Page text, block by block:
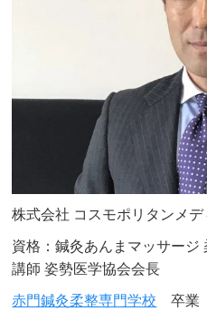
株式会社 コスモポリタンメ
資格：鍼灸あんまマッサージ
講師 姿勢医学協会会長
赤門鍼灸柔整専門学校 卒業